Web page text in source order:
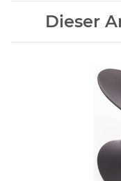
Dieser